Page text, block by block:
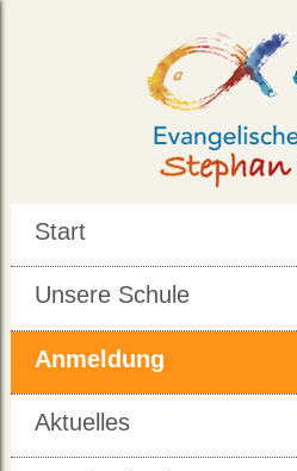
Start
Unsere Schule
Anmeldung
Aktuelles